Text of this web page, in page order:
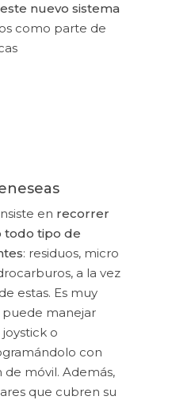
nuevo sistema
como parte de
en recorrer
todo tipo de
: residuos, micro
a la vez
estas. Es muy
puede manejar
o
con
de móvil. Además,
que cubren su